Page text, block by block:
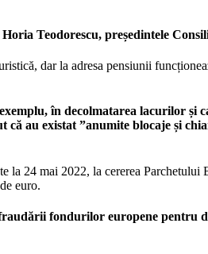
Teodorescu, președintele
dar la adresa pensiunii
în decolmatarea lacurilor și
că au existat ”anumite blocaje și
24 mai 2022, la cererea Parchetului
euro.
fondurilor europene pentru